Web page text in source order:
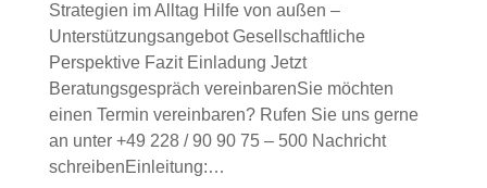
Strategien im Alltag Hilfe von außen –
Unterstützungsangebot Gesellschaftliche
Perspektive Fazit Einladung Jetzt
Beratungsgespräch vereinbarenSie möchten
einen Termin vereinbaren? Rufen Sie uns gerne
an unter +49 228 / 90 90 75 – 500 Nachricht
schreibenEinleitung:…